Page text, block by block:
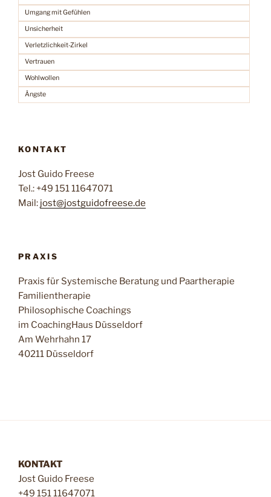
Umgang mit Gefühlen
Unsicherheit
Verletzlichkeit-Zirkel
Vertrauen
Wohlwollen
Ängste
KONTAKT
Jost Guido Freese
Tel.: +49 151 11647071
Mail: jost@jostguidofreese.de
PRAXIS
Praxis für Systemische Beratung und Paartherapie
Familientherapie
Philosophische Coachings
im CoachingHaus Düsseldorf
Am Wehrhahn 17
40211 Düsseldorf
KONTAKT
Jost Guido Freese
+49 151 11647071